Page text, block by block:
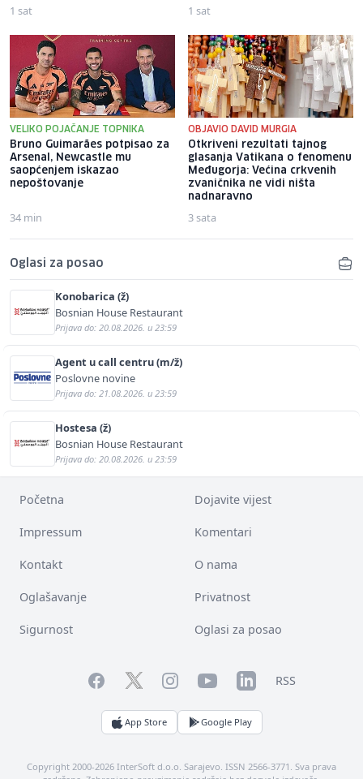
1 sat 1 sat
VELIKO POJAČANJE TOPNIKA
Bruno Guimarães potpisao za
Arsenal, Newcastle mu
saopćenjem iskazao
nepoštovanje
34 min
OBJAVIO DAVID MURGIA
Otkriveni rezultati tajnog
glasanja Vatikana o fenomenu
Međugorja: Većina crkvenih
zvaničnika ne vidi ništa
nadnaravno
3 sata
Oglasi za posao
Konobarica (ž)
Bosnian House Restaurant
Prijava do: 20.08.2026. u 23:59
Agent u call centru (m/ž)
Poslovne novine
Prijava do: 21.08.2026. u 23:59
Hostesa (ž)
Bosnian House Restaurant
Prijava do: 20.08.2026. u 23:59
Početna Dojavite vijest
Impressum Komentari
Kontakt O nama
Oglašavanje Privatnost
Sigurnost Oglasi za posao
FacebookTwitterInstagramYouTubeLinkedInRSS
App Store Google Play
Copyright 2000-2026 InterSoft d.o.o. Sarajevo. ISSN 2566-3771. Sva prava